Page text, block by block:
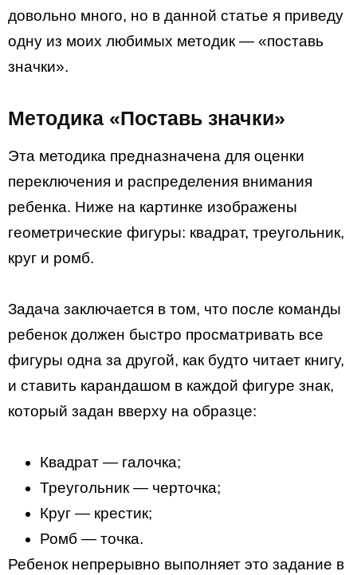
довольно много, но в данной статье я приведу
одну из моих любимых методик — «поставь
значки».
Методика «Поставь значки»
Эта методика предназначена для оценки
переключения и распределения внимания
ребенка. Ниже на картинке изображены
геометрические фигуры: квадрат, треугольник,
круг и ромб.
Задача заключается в том, что после команды
ребенок должен быстро просматривать все
фигуры одна за другой, как будто читает книгу,
и ставить карандашом в каждой фигуре знак,
который задан вверху на образце:
Квадрат — галочка;
Треугольник — черточка;
Круг — крестик;
Ромб — точка.
Ребенок непрерывно выполняет это задание в